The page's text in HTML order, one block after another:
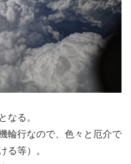
なる。
輪行なので、色々と厄介で
る等）。